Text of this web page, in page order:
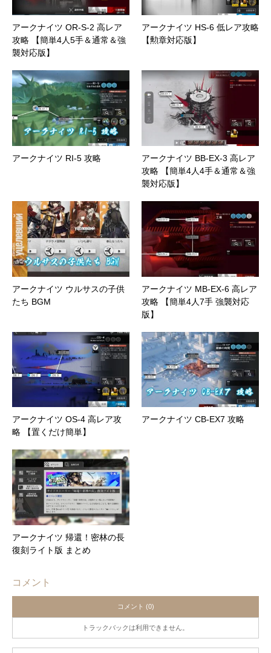
アークナイツ OR-S-2 高レア
攻略 【簡単4人5手＆通常＆強
襲対応版】
アークナイツ HS-6 低レア攻略
【勲章対応版】
アークナイツ RI-5 攻略
アークナイツ BB-EX-3 高レア
攻略 【簡単4人4手＆通常＆強
襲対応版】
アークナイツ ウルサスの子供
たち BGM
アークナイツ MB-EX-6 高レア
攻略 【簡単4人7手 強襲対応
版】
アークナイツ OS-4 高レア攻
略 【置くだけ簡単】
アークナイツ CB-EX7 攻略
アークナイツ 帰還！密林の長
復刻ライト版 まとめ
コメント
コメント (0)
トラックバックは利用できません。